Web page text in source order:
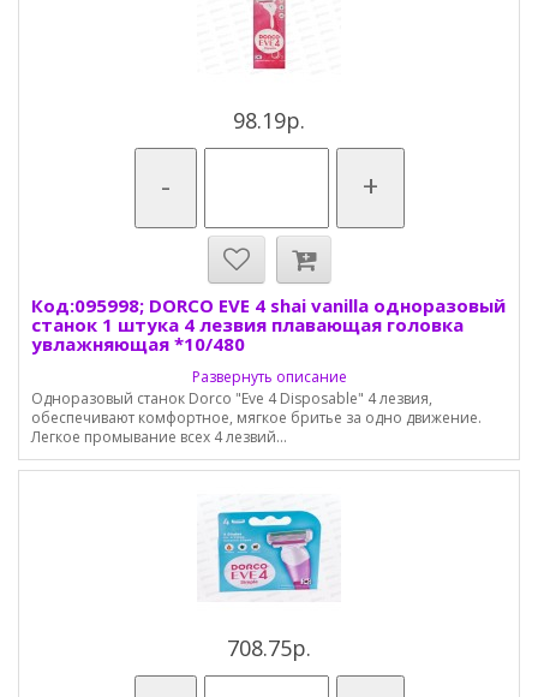
98.19р.
- +
Код:095998; DORCO EVE 4 shai vanilla одноразовый
станок 1 штука 4 лезвия плавающая головка
увлажняющая *10/480
Развернуть описание
Одноразовый станок Dorco "Eve 4 Disposable" 4 лезвия,
обеспечивают комфортное, мягкое бритье за одно движение.
Легкое промывание всех 4 лезвий...
708.75р.